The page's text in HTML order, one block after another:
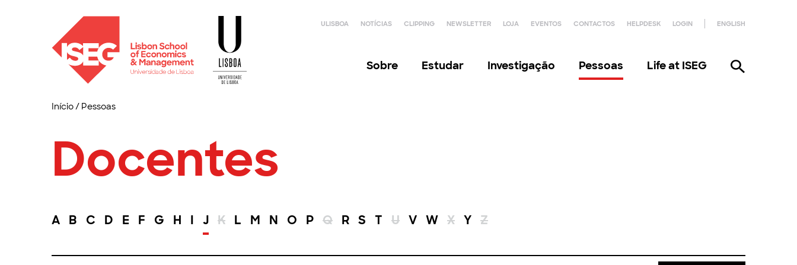
ULISBOA NOTÍCIAS CLIPPING NEWSLETTER LOJA EVENTOS CONTACTOS HELPDESK LOGIN ENGLISH
Sobre Estudar Investigação Pessoas Life at ISEG
Início/ Pessoas
Docentes
A B C D E F G H I J K L M N O P Q R S T U V W X Y Z